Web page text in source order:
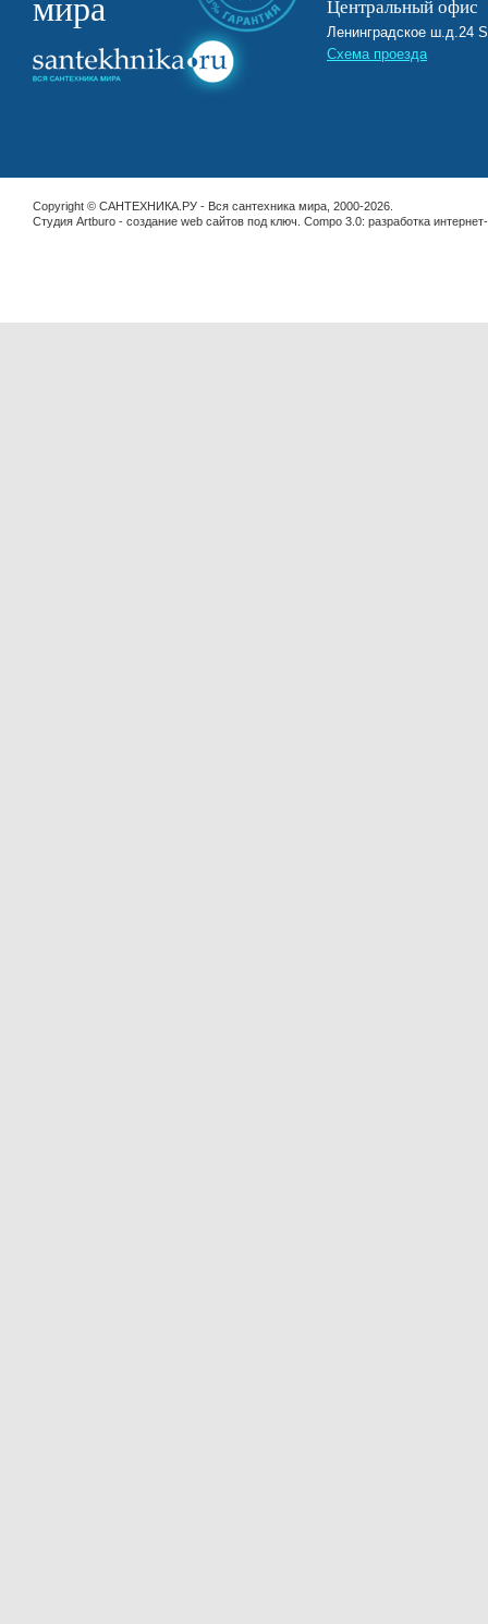
мира Центральный офис
Ленинградское ш.д.24
Схема проезда
Copyright © САНТЕХНИКА.РУ - Вся сантехника мира, 2000-2026.
Студия Artburo - cоздание web сайтов под ключ . Compo 3.0: разработка